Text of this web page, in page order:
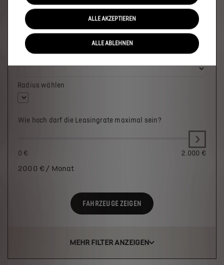
Wo soll das Fahrzeug stehen?
Radius wählen
Wie hoch darf die Leasingrate maximal sein?
0 € 2.000 €
2000 € / Monat
FAHRZEUGE ZEIGEN
MEHR FILTER ANZEIGEN
ALLE AKZEPTIEREN
ALLE ABLEHNEN